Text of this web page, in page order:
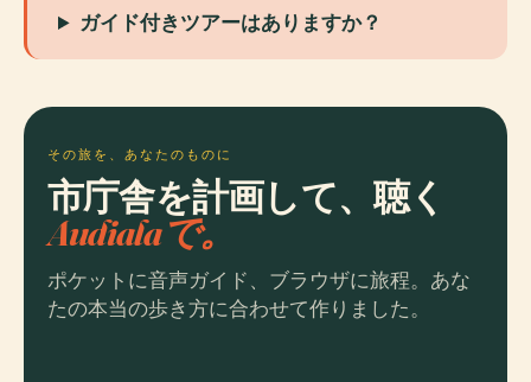
ガイド付きツアーはありますか？
その旅を、あなたのものに
市庁舎を計画して、聴く
Audialaで。
ポケットに音声ガイド、ブラウザに旅程。あな
たの本当の歩き方に合わせて作りました。